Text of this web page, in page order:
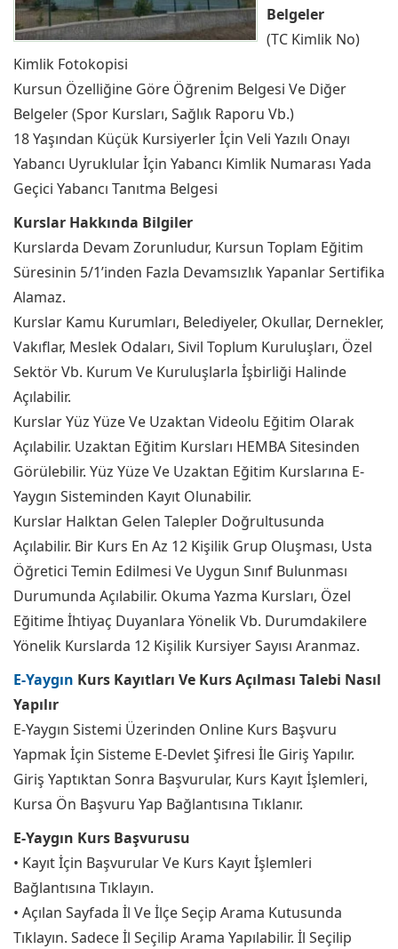
Belgeler
(TC Kimlik No)
Kimlik Fotokopisi
Kursun Özelliğine Göre Öğrenim Belgesi Ve Diğer
Belgeler (Spor Kursları, Sağlık Raporu Vb.)
18 Yaşından Küçük Kursiyerler İçin Veli Yazılı Onayı
Yabancı Uyruklular İçin Yabancı Kimlik Numarası Yada
Geçici Yabancı Tanıtma Belgesi
Kurslar Hakkında Bilgiler
Kurslarda Devam Zorunludur, Kursun Toplam Eğitim
Süresinin 5/1’inden Fazla Devamsızlık Yapanlar Sertifika
Alamaz.
Kurslar Kamu Kurumları, Belediyeler, Okullar, Dernekler,
Vakıflar, Meslek Odaları, Sivil Toplum Kuruluşları, Özel
Sektör Vb. Kurum Ve Kuruluşlarla İşbirliği Halinde
Açılabilir.
Kurslar Yüz Yüze Ve Uzaktan Videolu Eğitim Olarak
Açılabilir. Uzaktan Eğitim Kursları HEMBA Sitesinden
Görülebilir. Yüz Yüze Ve Uzaktan Eğitim Kurslarına E-
Yaygın Sisteminden Kayıt Olunabilir.
Kurslar Halktan Gelen Talepler Doğrultusunda
Açılabilir. Bir Kurs En Az 12 Kişilik Grup Oluşması, Usta
Öğretici Temin Edilmesi Ve Uygun Sınıf Bulunması
Durumunda Açılabilir. Okuma Yazma Kursları, Özel
Eğitime İhtiyaç Duyanlara Yönelik Vb. Durumdakilere
Yönelik Kurslarda 12 Kişilik Kursiyer Sayısı Aranmaz.
E-Yaygın Kurs Kayıtları Ve Kurs Açılması Talebi Nasıl
Yapılır
E-Yaygın Sistemi Üzerinden Online Kurs Başvuru
Yapmak İçin Sisteme E-Devlet Şifresi İle Giriş Yapılır.
Giriş Yaptıktan Sonra Başvurular, Kurs Kayıt İşlemleri,
Kursa Ön Başvuru Yap Bağlantısına Tıklanır.
E-Yaygın Kurs Başvurusu
• Kayıt İçin Başvurular Ve Kurs Kayıt İşlemleri
Bağlantısına Tıklayın.
• Açılan Sayfada İl Ve İlçe Seçip Arama Kutusunda
Tıklayın. Sadece İl Seçilip Arama Yapılabilir. İl Seçilip